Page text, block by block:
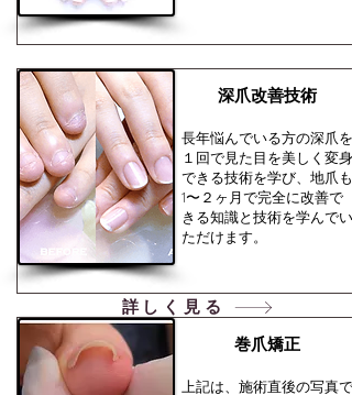
詳しく見る
​深爪改善技術
​長年悩んでいる方の深爪を
１回で見た目を美しく変身
できる技術を学び、地爪も
1〜２ヶ月で完全に改善で
きる知識と技術を学んでい
ただけます。
巻爪矯正
上記は、施術直後の写真で